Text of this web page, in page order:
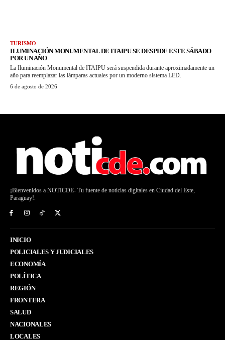
TURISMO
ILUMINACIÓN MONUMENTAL DE ITAIPU SE DESPIDE ESTE SÁBADO
POR UN AÑO
La Iluminación Monumental de ITAIPU será suspendida durante aproximadamente un
año para reemplazar las lámparas actuales por un moderno sistema LED.
6 de agosto de 2026
¡Bienvenidos a NOTICDE- Tu fuente de noticias digitales en Ciudad del Este,
Paraguay!.
INICIO
POLICIALES Y JUDICIALES
ECONOMÍA
POLÍTICA
REGIÓN
FRONTERA
SALUD
NACIONALES
LOCALES